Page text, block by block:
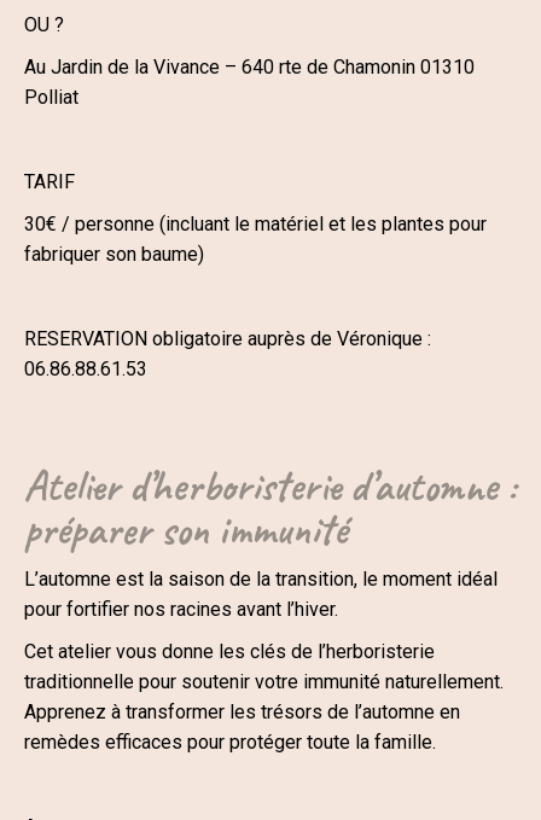
OU ?
Au Jardin de la Vivance – 640 rte de Chamonin 01310
Polliat
TARIF
30€ / personne (incluant le matériel et les plantes pour
fabriquer son baume)
RESERVATION obligatoire auprès de Véronique :
06.86.88.61.53
Atelier d’herboristerie d’automne :
préparer son immunité
L’automne est la saison de la transition, le moment idéal
pour fortifier nos racines avant l’hiver.
Cet atelier vous donne les clés de l’herboristerie
traditionnelle pour soutenir votre immunité naturellement.
Apprenez à transformer les trésors de l’automne en
remèdes efficaces pour protéger toute la famille.